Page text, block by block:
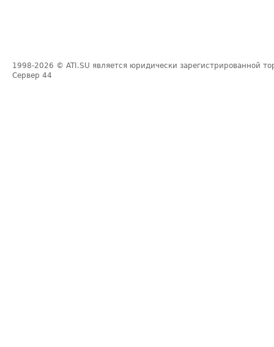
1998-2026 © ATI.SU является юридически зарегистрированной
Сервер 44